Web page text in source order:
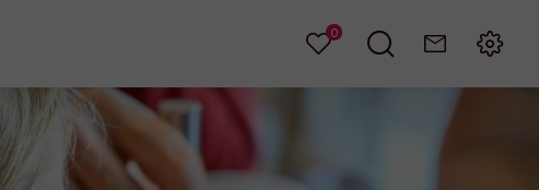
Mes
0
Je
ContactMenu